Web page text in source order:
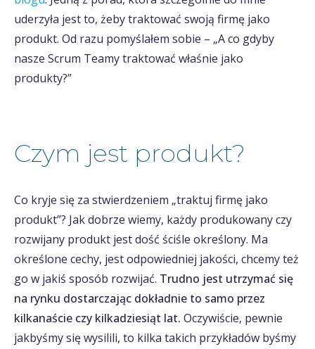
uderzyła jest to, żeby traktować swoją firmę jako
produkt. Od razu pomyślałem sobie – „A co gdyby
nasze Scrum Teamy traktować właśnie jako
produkty?”
Czym jest produkt?
Co kryje się za stwierdzeniem „traktuj firmę jako
produkt”? Jak dobrze wiemy, każdy produkowany czy
rozwijany produkt jest dość ściśle określony. Ma
określone cechy, jest odpowiedniej jakości, chcemy też
go w jakiś sposób rozwijać. Trudno jest utrzymać się
na rynku dostarczając dokładnie to samo przez
kilkanaście czy kilkadziesiąt lat. Oczywiście, pewnie
jakbyśmy się wysilili, to kilka takich przykładów byśmy